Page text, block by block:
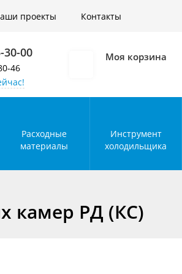
проекты Контакты
30-00
46
Моя корзина
Расходные
материалы
Инструмент
холодильщика
камер РД (КС)